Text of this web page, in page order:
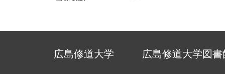
広島修道大学 広島修道大学図書